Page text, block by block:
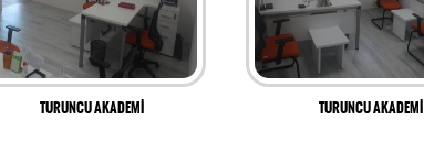
TURUNCU AKADEMİ TURUNCU AKADEMİ